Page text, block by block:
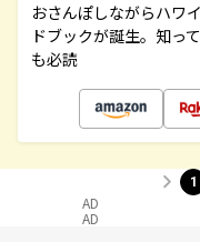
おさんぽしながらハワ
ドブックが誕生。知っ
も必読
1
AD
AD